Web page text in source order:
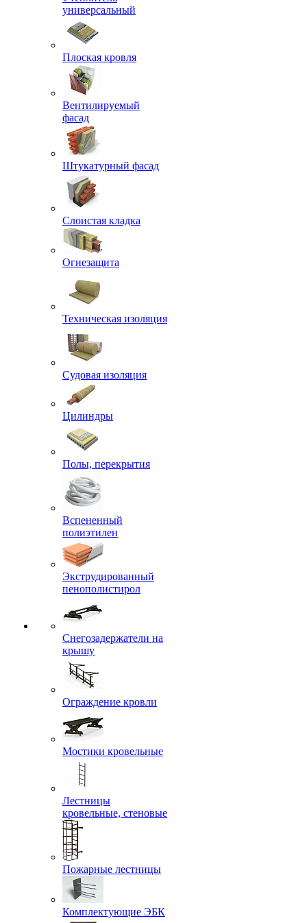
универсальный
Плоская кровля
Вентилируемый
фасад
Штукатурный фасад
Слоистая кладка
Огнезащита
Техническая изоляция
Судовая изоляция
Цилиндры
Полы, перекрытия
Вспененный
полиэтилен
Экструдированный
пенополистирол
Снегозадержатели на
крышу
Ограждение кровли
Мостики кровельные
Лестницы
кровельные, стеновые
Пожарные лестницы
Комплектующие ЭБК